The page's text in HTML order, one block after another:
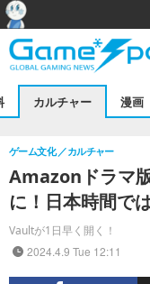
カルチャー 漫画
Amazonドラマ
に！日本時間で
Vaultが1日早く開く！
ゲーム文化 カルチャー
2024.4.9 Tue 12:11